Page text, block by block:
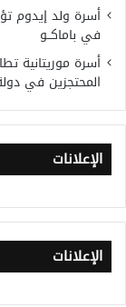
أسرة ولد إيدوم
في باماكــو
أسرة موريتانية
المحتجزين في
الإعلانات
الإعلانات